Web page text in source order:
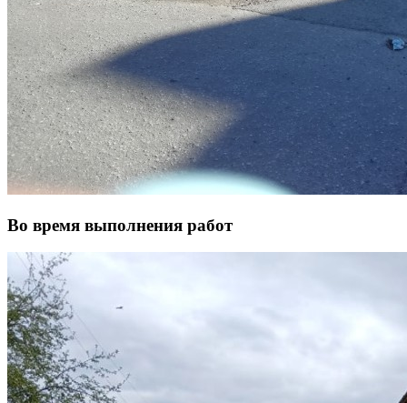
Во время выполнения работ